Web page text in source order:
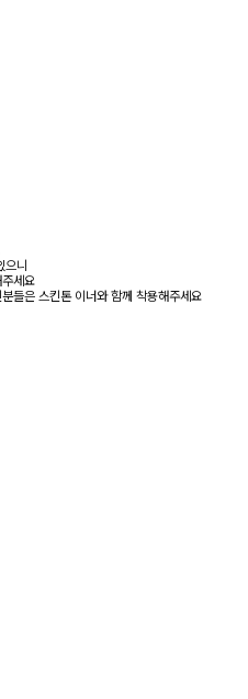
니
세요
들은 스킨톤 이너와 함께 착용해주세요